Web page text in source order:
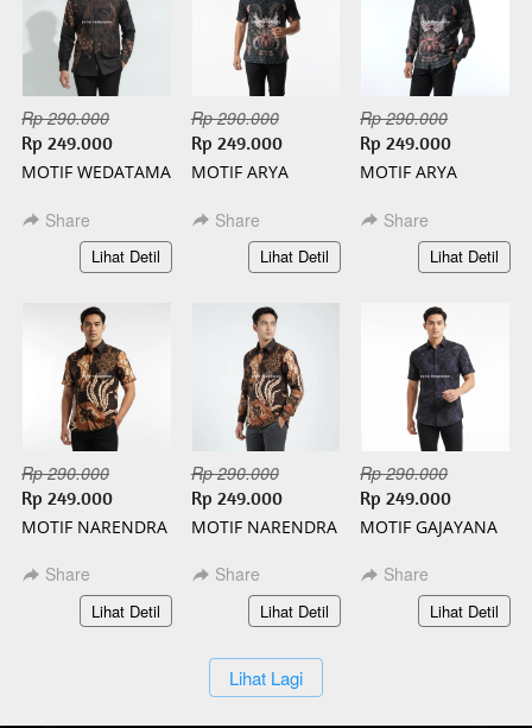
Rp 290.000
Rp 249.000
MOTIF WEDATAMA
SLIMFIT
Share
`Lihat Detil
Rp 290.000
Rp 249.000
MOTIF ARYA
SLIMFIT
Share
`
Lihat Detil
Rp 290.000
Rp 249.000
MOTIF ARYA
SLIMFIT
Share
`Lihat Detil
Rp 290.000
Rp 249.000
MOTIF NARENDRA
SLIMFIT
Share
`Lihat Detil
Rp 290.000
Rp 249.000
MOTIF NARENDRA
SLIMFIT
Share
`
Lihat Detil
Rp 290.000
Rp 249.000
MOTIF GAJAYANA
SLIMFIT
Share
`Lihat Detil
`Lihat Lagi